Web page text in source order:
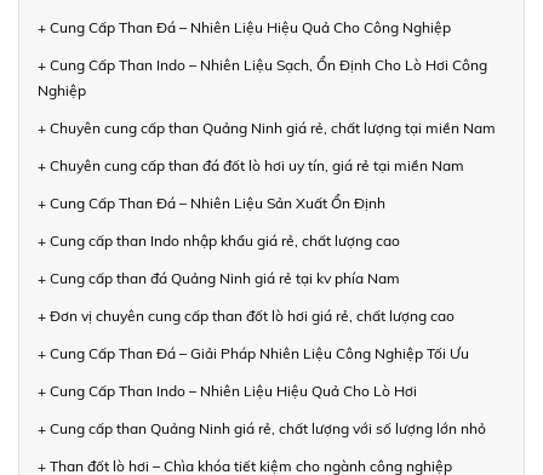
+ Cung Cấp Than Đá – Nhiên Liệu Hiệu Quả Cho Công Nghiệp
+ Cung Cấp Than Indo – Nhiên Liệu Sạch, Ổn Định Cho Lò Hơi Công
Nghiệp
+ Chuyên cung cấp than Quảng Ninh giá rẻ, chất lượng tại miền Nam
+ Chuyên cung cấp than đá đốt lò hơi uy tín, giá rẻ tại miền Nam
+ Cung Cấp Than Đá – Nhiên Liệu Sản Xuất Ổn Định
+ Cung cấp than Indo nhập khẩu giá rẻ, chất lượng cao
+ Cung cấp than đá Quảng Ninh giá rẻ tại kv phía Nam
+ Đơn vị chuyên cung cấp than đốt lò hơi giá rẻ, chất lượng cao
+ Cung Cấp Than Đá – Giải Pháp Nhiên Liệu Công Nghiệp Tối Ưu
+ Cung Cấp Than Indo – Nhiên Liệu Hiệu Quả Cho Lò Hơi
+ Cung cấp than Quảng Ninh giá rẻ, chất lượng với số lượng lớn nhỏ
+ Than đốt lò hơi – Chìa khóa tiết kiệm cho ngành công nghiệp